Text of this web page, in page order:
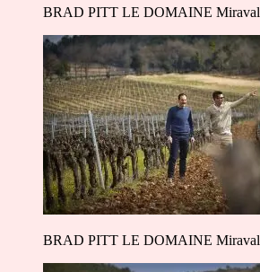
BRAD PITT LE DOMAINE Miraval
BRAD PITT LE DOMAINE Miraval